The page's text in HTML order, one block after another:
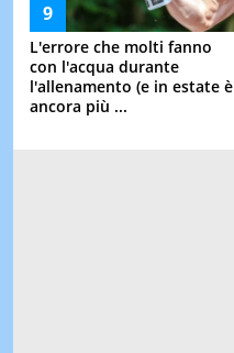
L'errore che molti fanno
con l'acqua durante
l'allenamento (e in estate è
ancora più ...